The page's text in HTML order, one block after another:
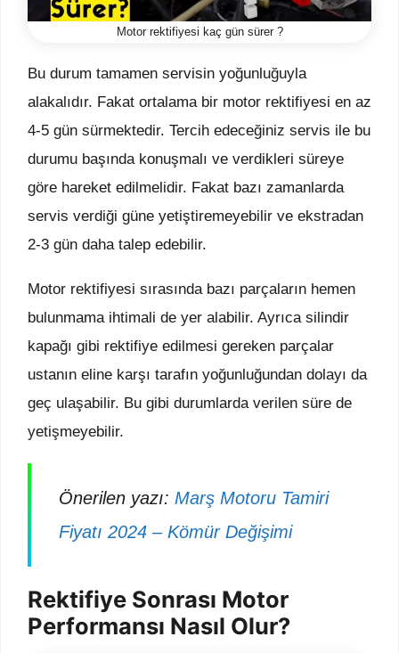
Motor rektifiyesi kaç gün sürer ?
Bu durum tamamen servisin yoğunluğuyla
alakalıdır. Fakat ortalama bir motor rektifiyesi en az
4-5 gün sürmektedir. Tercih edeceğiniz servis ile bu
durumu başında konuşmalı ve verdikleri süreye
göre hareket edilmelidir. Fakat bazı zamanlarda
servis verdiği güne yetiştiremeyebilir ve ekstradan
2-3 gün daha talep edebilir.
Motor rektifiyesi sırasında bazı parçaların hemen
bulunmama ihtimali de yer alabilir. Ayrıca silindir
kapağı gibi rektifiye edilmesi gereken parçalar
ustanın eline karşı tarafın yoğunluğundan dolayı da
geç ulaşabilir. Bu gibi durumlarda verilen süre de
yetişmeyebilir.
Önerilen yazı: Marş Motoru Tamiri
Fiyatı 2024 – Kömür Değişimi
Rektifiye Sonrası Motor
Performansı Nasıl Olur?